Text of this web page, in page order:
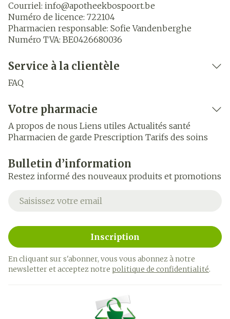
Courriel: info@apotheekbospoort.be
Numéro de licence: 722104
Pharmacien responsable: Sofie Vandenberghe
Numéro TVA: BE0426680036
Service à la clientèle
FAQ
Votre pharmacie
A propos de nous Liens utiles Actualités santé
Pharmacien de garde Prescription Tarifs des soins
Bulletin d’information
Restez informé des nouveaux produits et promotions
Adresse mail
Inscription
En cliquant sur s'abonner, vous vous abonnez à notre
newsletter et acceptez notre politique de confidentialité.